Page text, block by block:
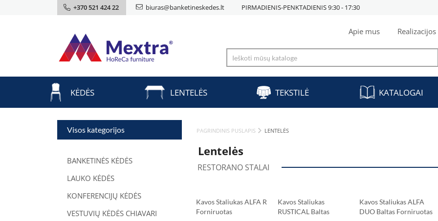
+370 521 424 22 biuras@banketineskedes.lt PIRMADIENIS-PENKTADIENIS 9:30 - 17:30
Apie mus Realizacijos
KĖDĖS LENTELĖS TEKSTILĖ KATALOGAI
Visos kategorijos
BANKETINĖS KĖDĖS
LAUKO KĖDĖS
KONFERENCIJŲ KĖDĖS
VESTUVIŲ KĖDĖS CHIAVARI
PAGRINDINIS PUSLAPIS LENTELĖS
Lentelės
RESTORANO STALAI
Kavos Staliukas ALFA R
Forniruotas
Kavos Staliukas
RUSTICAL Baltas
Kavos Staliukas ALFA
DUO Baltas Forniruotas